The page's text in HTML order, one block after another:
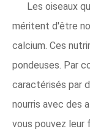
Les oiseaux
méritent d'être
calcium. Ces
pondeuses. Par
caractérisés par
nourris avec des
vous pouvez